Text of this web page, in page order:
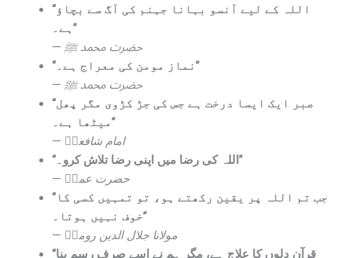
“اللہ کے لیے آنسو بہانا جہنم کی آگ سے بچاؤ
ہے۔”
—حضرت محمد ﷺ
“نماز مومن کی معراج ہے۔”
—حضرت محمد ﷺ
“صبر ایک ایسا درخت ہے جس کی جڑ کڑوی مگر پھل
میٹھا ہے۔”
— امام شافعیؒ
“اللہ کی رضا میں اپنی رضا تلاش کرو۔”
— حضرت عمرؓ
“جب تم اللہ پر یقین رکھتے ہو، تو تمہیں کسی کا
خوف نہیں ہوتا۔”
— مولانا جلال الدین رومیؒ
“قرآن دلوں کا علاج ہے، مگر ہم نے اسے صرف رسم بنا